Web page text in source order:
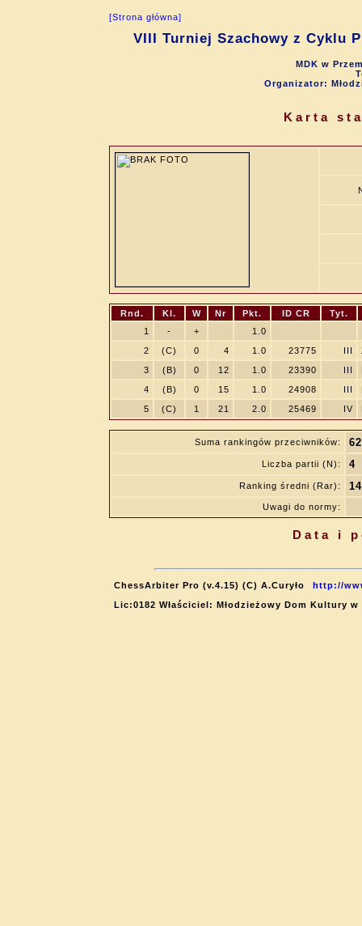
[Strona główna]
VIII Turniej Szachowy z Cyklu
MDK w
Organizator:
Karta
Rnd. Kl. W Nr Pkt. ID CR
Tyt.
1
- +
1.0
2
(C) 0 4 1.0 23775 III
3
(B) 0 12 1.0 23390 III
4
(B) 0 15 1.0 24908 III
5
(C) 1 21 2.0 25469 IV
Suma rankingów przeciwników:
Liczba partii (N): 4
Ranking średni (Rar):
Uwagi do normy:
Data i
ChessArbiter Pro (v.4.15) (C) A.Curyło
http://
Lic:0182 Właściciel: Młodzieżowy Dom Kultury w